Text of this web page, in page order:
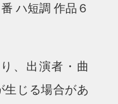
ハ短調 作品６
、出演者・曲
生じる場合があ